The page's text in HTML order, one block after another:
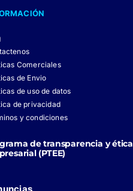
Comerciales
de Envio
de uso de datos
de privacidad
y condiciones
de transparencia y ética
(PTEE)